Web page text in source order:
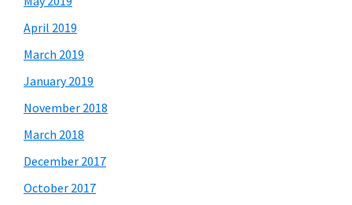
April 2019
March 2019
January 2019
November 2018
March 2018
December 2017
October 2017